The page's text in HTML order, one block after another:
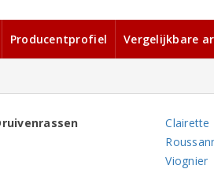
Producentprofiel Vergelijkbare
Clairette
Viognier